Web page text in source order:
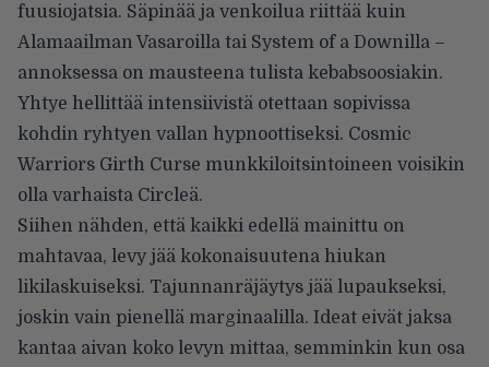
fuusiojatsia. Säpinää ja venkoilua riittää kuin
Alamaailman Vasaroilla tai System of a Downilla –
annoksessa on mausteena tulista kebabsoosiakin.
Yhtye hellittää intensiivistä otettaan sopivissa
kohdin ryhtyen vallan hypnoottiseksi. Cosmic
Warriors Girth Curse munkkiloitsintoineen voisikin
olla varhaista Circleä.
Siihen nähden, että kaikki edellä mainittu on
mahtavaa, levy jää kokonaisuutena hiukan
likilaskuiseksi. Tajunnanräjäytys jää lupaukseksi,
joskin vain pienellä marginaalilla. Ideat eivät jaksa
kantaa aivan koko levyn mittaa, semminkin kun osa